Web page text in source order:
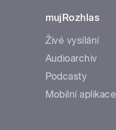
mujRozhlas
Živé vysílání
Audioarchiv
Podcasty
Mobilní aplikace